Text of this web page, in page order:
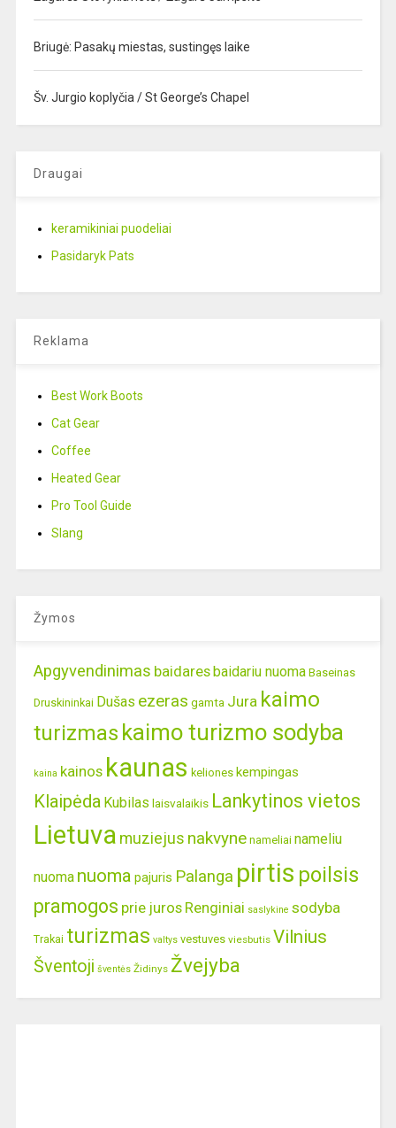
Briugė: Pasakų miestas, sustingęs laike
Šv. Jurgio koplyčia / St George’s Chapel
Draugai
keramikiniai puodeliai
Pasidaryk Pats
Reklama
Best Work Boots
Cat Gear
Coffee
Heated Gear
Pro Tool Guide
Slang
Žymos
Apgyvendinimas baidaresbaidariu nuoma Baseinas
Druskininkai Dušas ezeras gamta Jura kaimo
turizmas kaimo turizmo sodyba
kaina kainos kaunas keliones kempingas
Klaipėda Kubilas laisvalaikis Lankytinos vietos
Lietuva muziejus nakvyne nameliai nameliu
nuoma nuoma pajuris Palanga pirtis poilsis
pramogos prie juros Renginiai saslykine sodyba
Trakai turizmas valtys vestuves viesbutis Vilnius
Šventoji šventės Židinys Žvejyba